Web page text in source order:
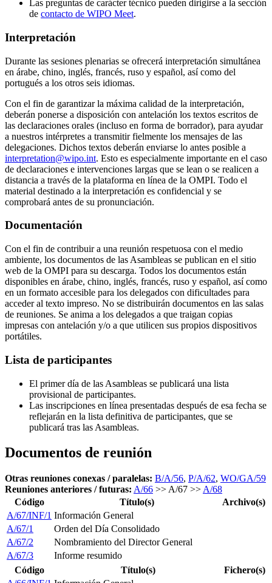
Las preguntas de carácter técnico pueden dirigirse a la sección
de contacto de WIPO Meet.
Interpretación
Durante las sesiones plenarias se ofrecerá interpretación simultánea
en árabe, chino, inglés, francés, ruso y español, así como del
portugués a los otros seis idiomas.
Con el fin de garantizar la máxima calidad de la interpretación,
deberán ponerse a disposición con antelación los textos escritos de
las declaraciones orales (incluso en forma de borrador), para ayudar
a nuestros intérpretes a transmitir fielmente los mensajes de las
delegaciones. Dichos textos deberán enviarse lo antes posible a
interpretation@wipo.int. Esto es especialmente importante en el caso
de declaraciones e intervenciones largas que se lean o se realicen a
distancia a través de la plataforma en línea de la OMPI. Todo el
material destinado a la interpretación es confidencial y se
comprobará antes de su pronunciación.
Documentación
Con el fin de contribuir a una reunión respetuosa con el medio
ambiente, los documentos de las Asambleas se publican en el sitio
web de la OMPI para su descarga. Todos los documentos están
disponibles en árabe, chino, inglés, francés, ruso y español, así como
en un formato accesible para los delegados con dificultades para
acceder al texto impreso. No se distribuirán documentos en las salas
de reuniones. Se anima a los delegados a que traigan copias
impresas con antelación y/o a que utilicen sus propios dispositivos
portátiles.
Lista de participantes
El primer día de las Asambleas se publicará una lista
provisional de participantes.
Las inscripciones en línea presentadas después de esa fecha se
reflejarán en la lista definitiva de participantes, que se
publicará tras las Asambleas.
Documentos de reunión
Otras reuniones conexas / paralelas​​​​​​​: B/A/56, P/A/62, WO/GA/59
Reuniones anteriores / futuras​​​​​​​: A/66 >> A/67 >> A/68
Código
Título(s)
Archivo(s)
A/67/INF/1 Información General
A/67/1
Orden del Día Consolidado
A/67/2
Nombramiento del Director General
A/67/3
Informe resumido
Código
Título(s)
Fichero(s)